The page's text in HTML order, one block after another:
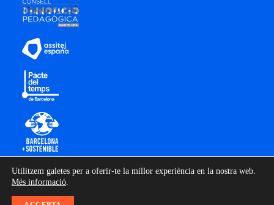
Utilitzem galetes per a oferir-te la millor experiència en la nostra web.
Més informació.